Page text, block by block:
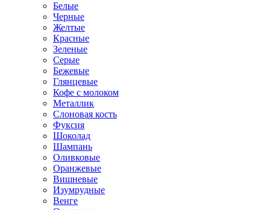
Белые
Черные
Желтые
Красные
Зеленые
Серые
Бежевые
Глянцевые
Кофе с молоком
Металлик
Слоновая кость
Фуксия
Шоколад
Шампань
Оливковые
Оранжевые
Вишневые
Изумрудные
Венге